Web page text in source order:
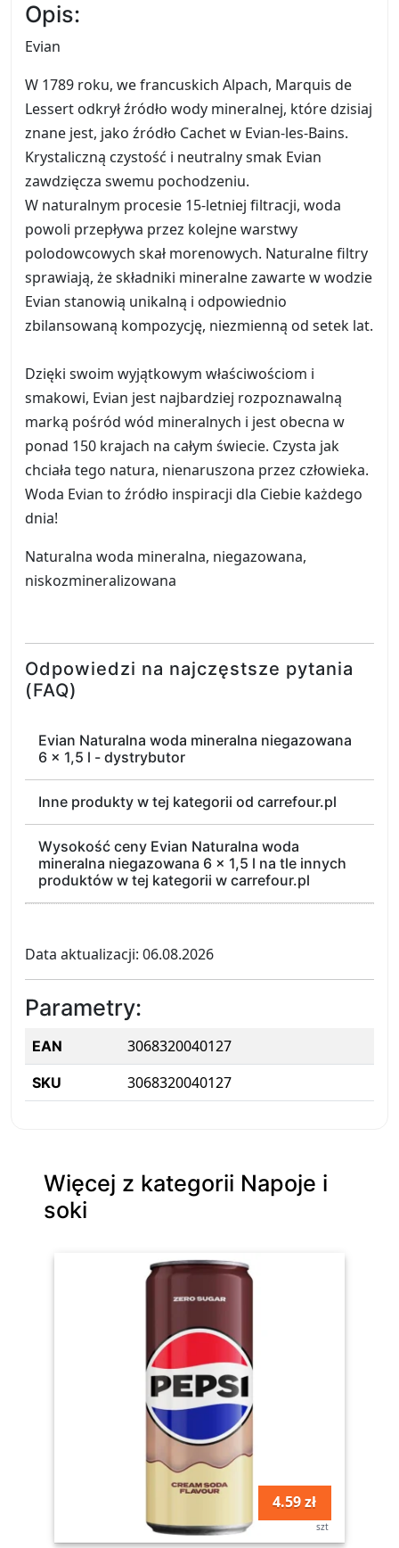
Opis:
Evian
W 1789 roku, we francuskich Alpach, Marquis de
Lessert odkrył źródło wody mineralnej, które dzisiaj
znane jest, jako źródło Cachet w Evian-les-Bains.
Krystaliczną czystość i neutralny smak Evian
zawdzięcza swemu pochodzeniu.
W naturalnym procesie 15-letniej filtracji, woda
powoli przepływa przez kolejne warstwy
polodowcowych skał morenowych. Naturalne filtry
sprawiają, że składniki mineralne zawarte w wodzie
Evian stanowią unikalną i odpowiednio
zbilansowaną kompozycję, niezmienną od setek lat.
Dzięki swoim wyjątkowym właściwościom i
smakowi, Evian jest najbardziej rozpoznawalną
marką pośród wód mineralnych i jest obecna w
ponad 150 krajach na całym świecie. Czysta jak
chciała tego natura, nienaruszona przez człowieka.
Woda Evian to źródło inspiracji dla Ciebie każdego
dnia!
Naturalna woda mineralna, niegazowana,
niskozmineralizowana
Odpowiedzi na najczęstsze pytania
(FAQ)
Evian Naturalna woda mineralna niegazowana
6 x 1,5 l - dystrybutor
Inne produkty w tej kategorii od carrefour.pl
Wysokość ceny Evian Naturalna woda
mineralna niegazowana 6 x 1,5 l na tle innych
produktów w tej kategorii w carrefour.pl
Data aktualizacji: 06.08.2026
Parametry:
EAN 3068320040127
SKU 3068320040127
Więcej z kategorii Napoje i
soki
4.59 zł
szt